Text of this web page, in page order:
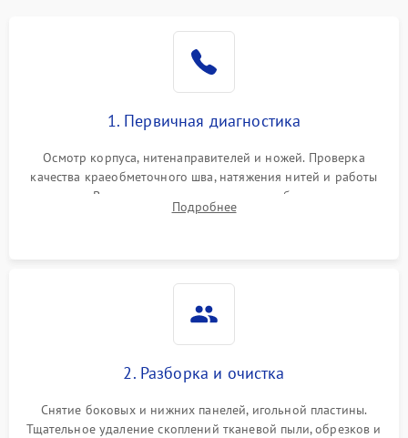
1. Первичная диагностика
Осмотр корпуса, нитенаправителей и ножей. Проверка
качества краеобметочного шва, натяжения нитей и работы
педали. Выявление пропусков стежков, обрывов нити,
заклинивания или тупого среза ткани на тестовом образце.
Подробнее
2. Разборка и очистка
Снятие боковых и нижних панелей, игольной пластины.
Тщательное удаление скоплений тканевой пыли, обрезков и